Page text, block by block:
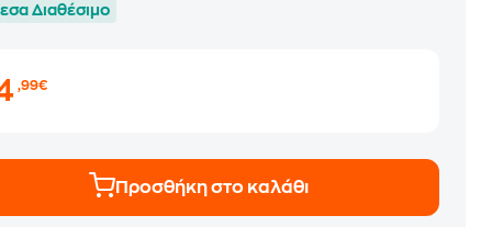
Διαθέσιμο
,99€
Προσθήκη στο καλάθι